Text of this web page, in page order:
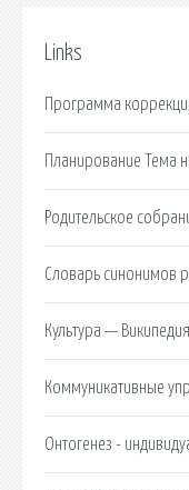
Links
Программа
Планирование Тема
Родительское
Словарь синонимов
Культура — Википедия.
Коммуникативные
Онтогенез -